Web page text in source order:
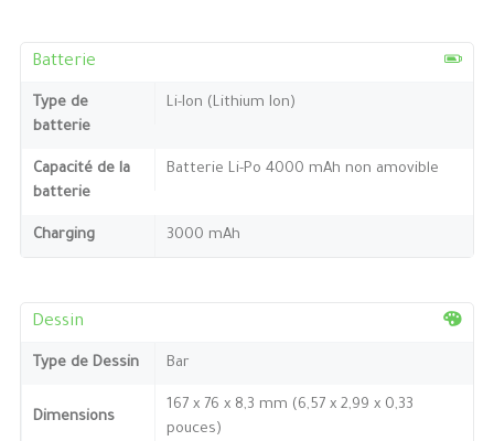
Batterie
Type de
batterie
Li-Ion (Lithium Ion)
Capacité de la
batterie
Batterie Li-Po 4000 mAh non amovible
Charging 3000 mAh
Dessin
Type de Dessin Bar
Dimensions
167 x 76 x 8,3 mm (6,57 x 2,99 x 0,33
pouces)